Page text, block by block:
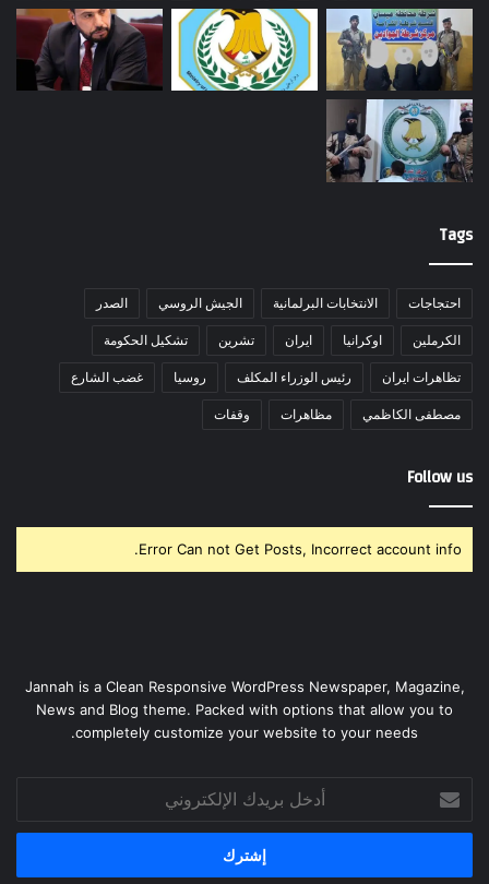
Tags
احتجاجات الانتخابات البرلمانية الجيش الروسي الصدر
الكرملين اوكرانيا ايران تشرين تشكيل الحكومة
تظاهرات ايران رئيس الوزراء المكلف روسيا غضب الشارع
مصطفى الكاظمي مظاهرات وقفات
Follow us
Error Can not Get Posts, Incorrect account info.
Jannah is a Clean Responsive WordPress Newspaper, Magazine,
News and Blog theme. Packed with options that allow you to
completely customize your website to your needs.
بريدك
الإلكتروني